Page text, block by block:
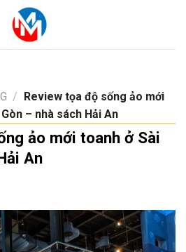
/ Review tọa độ sống ảo mới
– nhà sách Hải An
ảo mới toanh ở Sài
An